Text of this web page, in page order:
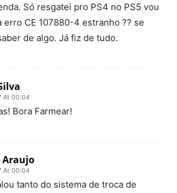
Só resgatei pro PS4 no PS5 vou
erro CE 107880-4 estranho ?? se
de algo. Já fiz de tudo.
At 00:04
Bora Farmear!
Araujo
At 00:04
tanto do sistema de troca de